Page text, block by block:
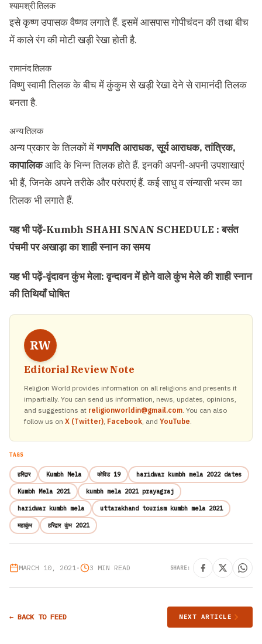
श्यामश्री तिलक
इसे कृष्ण उपासक वैष्णव लगाते हैं. इसमें आसपास गोपीचंदन की तथा बीच
में काले रंग की मोटी खड़ी रेखा होती है.
रामानंद तिलक
विष्णु स्वामी तिलक के बीच में कुंकुम से खड़ी रेखा देने से रामानंदी तिलक
बनता है.
अन्य तिलक
अन्य प्रकार के तिलकों मेंगणपति आराधक, सूर्य आराधक, तांत्रिक,
कापालिकआदि के भिन्न तिलक होते हैं. इनकी अपनी-अपनी उपशाखाएं
भी हैं, जिनके अपने तरीके और परंपराएं हैं. कई साधु व संन्यासी भस्म का
तिलक भी लगाते हैं.
यह भी पढ़ें-Kumbh SHAHI SNAN SCHEDULE : बसंत
पंचमी पर अखाड़ा का शाही स्नान का समय
यह भी पढ़ें-वृंदावन कुंभ मेला: वृन्दावन में होने वाले कुंभ मेले की शाही स्नान
की तिथियाँ घोषित
RW
Editorial Review Note
Religion World provides information on all religions and presents it
impartially. You can send us information, news, updates, opinions,
and suggestions at religionworldin@gmail.com. You can also
follow us on X (Twitter), Facebook, and YouTube.
TAGS
हरिद्वार Kumbh Mela कोविड 19 haridwar kumbh mela 2022 dates
Kumbh Mela 2021 kumbh mela 2021 prayagraj
haridwar kumbh mela uttarakhand tourism kumbh mela 2021
महाकुंभ हरिद्वार कुंभ 2021
MARCH 10, 2021• 3 MIN READ SHARE:
← BACK TO FEED NEXT ARTICLE